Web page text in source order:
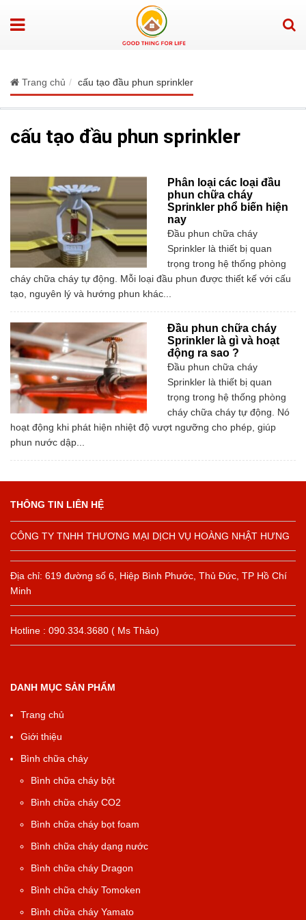
Trang chủ cấu tạo đầu phun sprinkler
cấu tạo đầu phun sprinkler
Phân loại các loại đầu
phun chữa cháy
Sprinkler phổ biến hiện
nay
Đầu phun chữa cháy
Sprinkler là thiết bị quan
trọng trong hệ thống phòng
cháy chữa cháy tự động. Mỗi loại đầu phun được thiết kế với cấu
tạo, nguyên lý và hướng phun khác...
Đầu phun chữa cháy
Sprinkler là gì và hoạt
động ra sao ?
Đầu phun chữa cháy
Sprinkler là thiết bị quan
trọng trong hệ thống phòng
cháy chữa cháy tự động. Nó
hoạt động khi phát hiện nhiệt độ vượt ngưỡng cho phép, giúp
phun nước dập...
THÔNG TIN LIÊN HỆ
CÔNG TY TNHH THƯƠNG MẠI DỊCH VỤ HOÀNG NHẬT HƯNG
Địa chỉ: 619 đường số 6, Hiệp Bình Phước, Thủ Đức, TP Hồ Chí
Minh
Hotline : 090.334.3680 ( Ms Thảo)
DANH MỤC SẢN PHẨM
Trang chủ
Giới thiệu
Bình chữa cháy
Bình chữa cháy bột
Bình chữa cháy CO2
Bình chữa cháy bọt foam
Bình chữa cháy dạng nước
Bình chữa cháy Dragon
Bình chữa cháy Tomoken
Bình chữa cháy Yamato